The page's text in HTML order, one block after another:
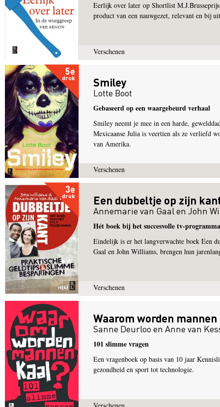
Eerlijk over later op Shortlist
product van een nauwgezet, relevant en bij
Verschenen
5e
druk Smiley
Lotte Boot
Gebaseerd op een waargebeurd verhaal
Smiley neemt je mee in een harde,
Mexicaanse Julia is veertien als ze verliefd
van Amerika.
Verschenen
3e
druk Een dubbeltje op zijn
Annemarie van Gaalen John
Hét boek bij het succesvolle tv-programma
Eindelijk is er het langverwachte boek Een
Gaal en John Williams, brengen hun
Verschenen
Waarom worden
Sanne Deurloo en Anne van
101 slimme vragen
Een vragenboek op basis van 10 jaar
gezondheid en sport tot technologie.